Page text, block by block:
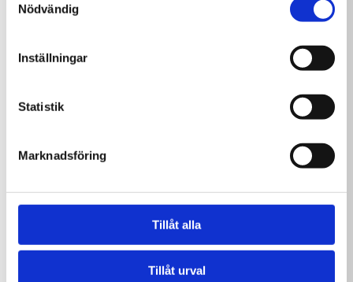
Nödvändig
Inställningar
Statistik
Marknadsföring
Tillåt alla
Tillåt urval
Delphin Klor flytande
Delphin Chockklor
209,00